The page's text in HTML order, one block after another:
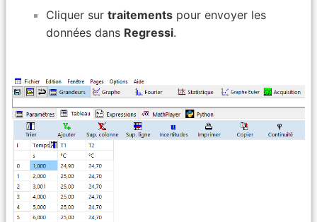
Cliquer sur traitements pour envoyer les
données dans Regressi.